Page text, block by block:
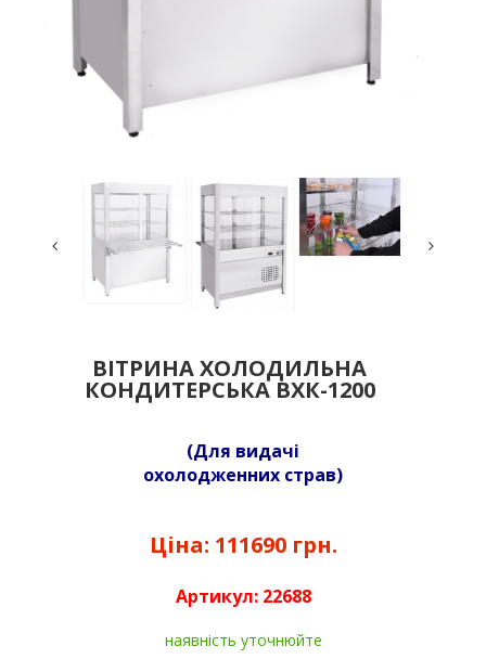
ВІТРИНА ХОЛОДИЛЬНА
КОНДИТЕРСЬКА ВХК-1200
(Для видачі
охолодженних страв)
Ціна: 111690 грн.
Артикул: 22688
наявність уточнюйте